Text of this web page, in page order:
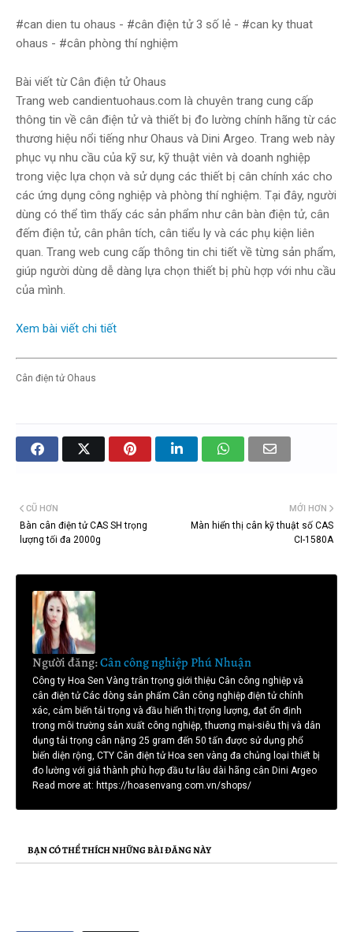
#can dien tu ohaus - #cân điện tử 3 số lẻ - #can ky thuat
ohaus - #cân phòng thí nghiệm
Bài viết từ Cân điện tử Ohaus
Trang web candientuohaus.com là chuyên trang cung cấp
thông tin về cân điện tử và thiết bị đo lường chính hãng từ các
thương hiệu nổi tiếng như Ohaus và Dini Argeo. Trang web này
phục vụ nhu cầu của kỹ sư, kỹ thuật viên và doanh nghiệp
trong việc lựa chọn và sử dụng các thiết bị cân chính xác cho
các ứng dụng công nghiệp và phòng thí nghiệm. Tại đây, người
dùng có thể tìm thấy các sản phẩm như cân bàn điện tử, cân
đếm điện tử, cân phân tích, cân tiểu ly và các phụ kiện liên
quan. Trang web cung cấp thông tin chi tiết về từng sản phẩm,
giúp người dùng dễ dàng lựa chọn thiết bị phù hợp với nhu cầu
của mình.
Xem bài viết chi tiết
Cân điện tử Ohaus
MỚI HƠN
Màn hiển thị cân kỹ thuật số CAS
CI-1580A
CŨ HƠN
Bàn cân điện tử CAS SH trọng
lượng tối đa 2000g
Người đăng:Cân công nghiệp Phú Nhuận
Công ty Hoa Sen Vàng trân trọng giới thiệu Cân công nghiệp và
cân điện tử Các dòng sản phẩm Cân công nghiệp điện tử chính
xác, cảm biến tải trọng và đầu hiển thị trọng lượng, đạt ổn định
trong môi trường sản xuất công nghiệp, thương mại-siêu thị và dân
dụng tải trọng cân nặng 25 gram đến 50 tấn được sử dụng phổ
biến diện rộng, CTY Cân điện tử Hoa sen vàng đa chủng loại thiết bị
đo lường với giá thành phù hợp đầu tư lâu dài hãng cân Dini Argeo
Read more at: https://hoasenvang.com.vn/shops/
BẠN CÓ THỂ THÍCH NHỮNG BÀI ĐĂNG NÀY